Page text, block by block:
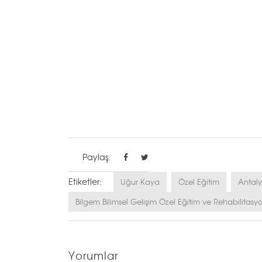
Paylaş:
Etiketler: Uğur Kaya Özel Eğitim
Bilgem Bilimsel Gelişim Özel Eğitim ve
Yorumlar